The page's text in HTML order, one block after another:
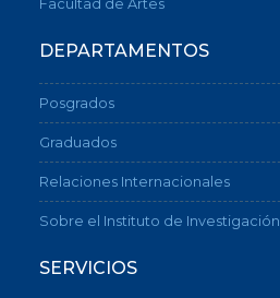
Facultad de Artes
DEPARTAMENTOS
Posgrados
Graduados
Relaciones Internacionales
Sobre el Instituto de Investigación
SERVICIOS